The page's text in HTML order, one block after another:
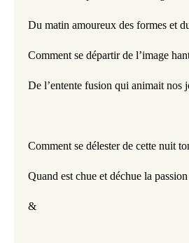
Du matin amoureux des formes et
Comment se départir de l’image
De l’entente fusion qui animait nos
Comment se délester de cette nuit
Quand est chue et déchue la
&